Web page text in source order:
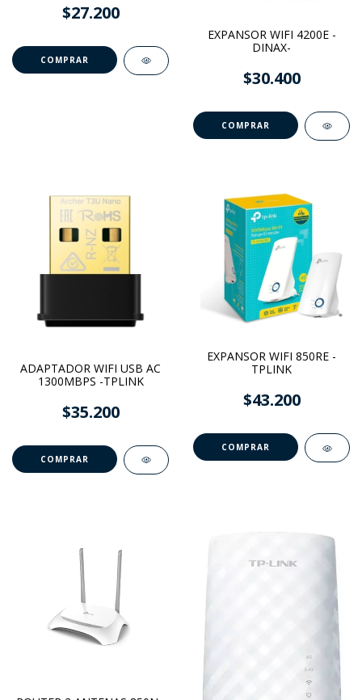
$27.200
EXPANSOR WIFI 4200E -
DINAX-
$30.400
ADAPTADOR WIFI USB AC
1300MBPS -TPLINK
$35.200
EXPANSOR WIFI 850RE -
TPLINK
$43.200